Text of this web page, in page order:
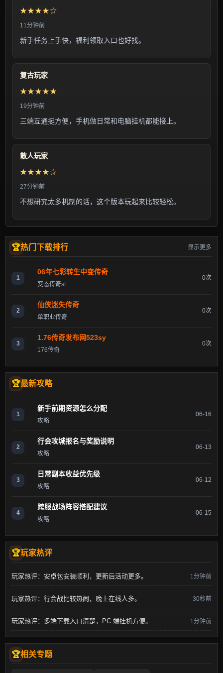
★★★★☆
11分钟前
新手任务上手快，福利领取入口也好找。
复古玩家
★★★★★
19分钟前
三端互通挺方便，手机做日常和电脑挂机都能接上。
散人玩家
★★★★☆
27分钟前
不想研究太多机制的话，这个版本玩起来比较轻松。
热门下载排行 显示更多
1
06年七彩转生中变传奇
变态传奇sf
0次
2
仙侠迷失传奇
单职业传奇
0次
3
1.76传奇发布网523sy
176传奇
0次
最新攻略
1
新手前期资源怎么分配
攻略
06-16
2
行会攻城报名与奖励说明
攻略
06-13
3
日常副本收益优先级
攻略
06-12
4
跨服战场阵容搭配建议
攻略
06-15
玩家热评
玩家热评：安卓包安装顺利，更新后活动更多。 1分钟前
玩家热评：行会战比较热闹，晚上在线人多。 30秒前
玩家热评：多端下载入口清楚，PC 端挂机方便。 1分钟前
相关专题